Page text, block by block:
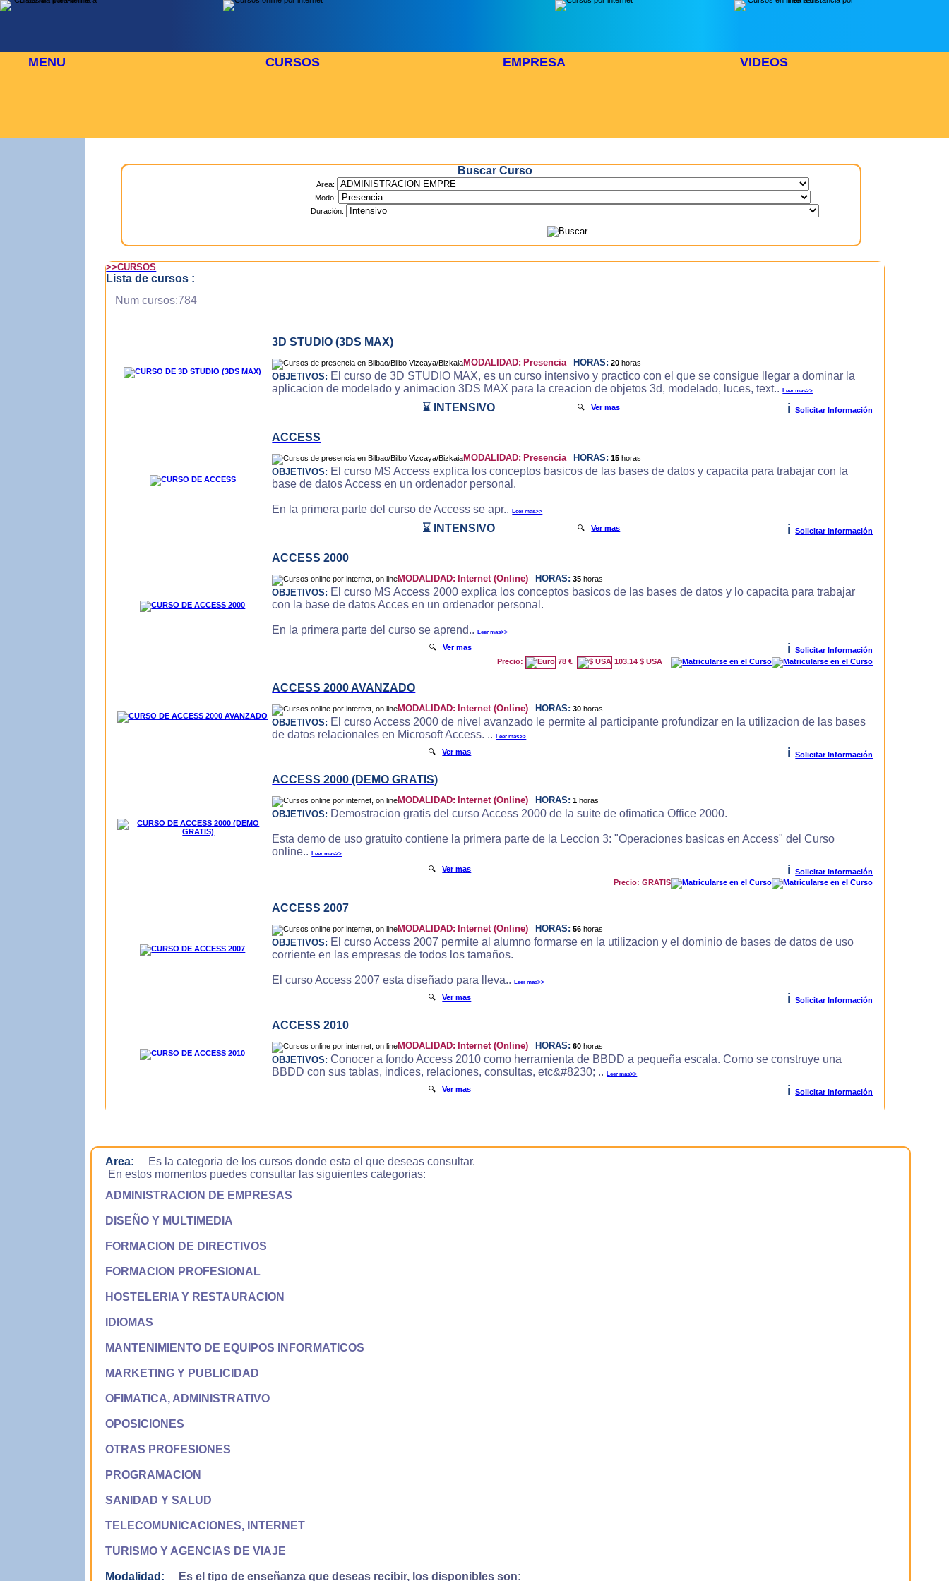
MENU CURSOS EMPRESA VIDEOS
Buscar Curso
Area:
Modo:
Duración:
>>CURSOS
Lista de cursos :
Num cursos:784
3D STUDIO (3DS MAX)
MODALIDAD: Presencia HORAS: 20 horas
OBJETIVOS: El curso de 3D STUDIO MAX, es un curso intensivo y practico con el que se consigue llegar a dominar la
aplicacion de modelado y animacion 3DS MAX para la creacion de objetos 3d, modelado, luces, text..Leer mas>>
⌛ INTENSIVO 🔍Ver mas i Solicitar Información
ACCESS
MODALIDAD: Presencia HORAS: 15 horas
OBJETIVOS: El curso MS Access explica los conceptos basicos de las bases de datos y capacita para trabajar con la
base de datos Access en un ordenador personal.
En la primera parte del curso de Access se apr..Leer mas>>
⌛ INTENSIVO 🔍Ver mas i Solicitar Información
ACCESS 2000
MODALIDAD: Internet (Online) HORAS: 35 horas
OBJETIVOS: El curso MS Access 2000 explica los conceptos basicos de las bases de datos y lo capacita para trabajar
con la base de datos Acces en un ordenador personal.
En la primera parte del curso se aprend..Leer mas>>
🔍Ver mas i
Solicitar Información
Precio:
78 € 103.14 $ USA
ACCESS 2000 AVANZADO
MODALIDAD: Internet (Online) HORAS: 30 horas
OBJETIVOS: El curso Access 2000 de nivel avanzado le permite al participante profundizar en la utilizacion de las bases
de datos relacionales en Microsoft Access. ..Leer mas>>
🔍Ver mas i Solicitar Información
ACCESS 2000 (DEMO GRATIS)
MODALIDAD: Internet (Online) HORAS: 1 horas
OBJETIVOS: Demostracion gratis del curso Access 2000 de la suite de ofimatica Office 2000.
Esta demo de uso gratuito contiene la primera parte de la Leccion 3: "Operaciones basicas en Access" del Curso
online..Leer mas>>
🔍Ver mas i
Solicitar Información
Precio: GRATIS
ACCESS 2007
MODALIDAD: Internet (Online) HORAS: 56 horas
OBJETIVOS: El curso Access 2007 permite al alumno formarse en la utilizacion y el dominio de bases de datos de uso
corriente en las empresas de todos los tamaños.
El curso Access 2007 esta diseñado para lleva..Leer mas>>
🔍Ver mas i Solicitar Información
ACCESS 2010
MODALIDAD: Internet (Online) HORAS: 60 horas
OBJETIVOS: Conocer a fondo Access 2010 como herramienta de BBDD a pequeña escala. Como se construye una
BBDD con sus tablas, indices, relaciones, consultas, etc&#8230; ..Leer mas>>
🔍Ver mas i Solicitar Información
Area:
Es la categoria de los cursos donde esta el que deseas consultar.
En estos momentos puedes consultar las siguientes categorias:
ADMINISTRACION DE EMPRESAS
DISEÑO Y MULTIMEDIA
FORMACION DE DIRECTIVOS
FORMACION PROFESIONAL
HOSTELERIA Y RESTAURACION
IDIOMAS
MANTENIMIENTO DE EQUIPOS INFORMATICOS
MARKETING Y PUBLICIDAD
OFIMATICA, ADMINISTRATIVO
OPOSICIONES
OTRAS PROFESIONES
PROGRAMACION
SANIDAD Y SALUD
TELECOMUNICACIONES, INTERNET
TURISMO Y AGENCIAS DE VIAJE
Modalidad: Es el tipo de enseñanza que deseas recibir, los disponibles son: